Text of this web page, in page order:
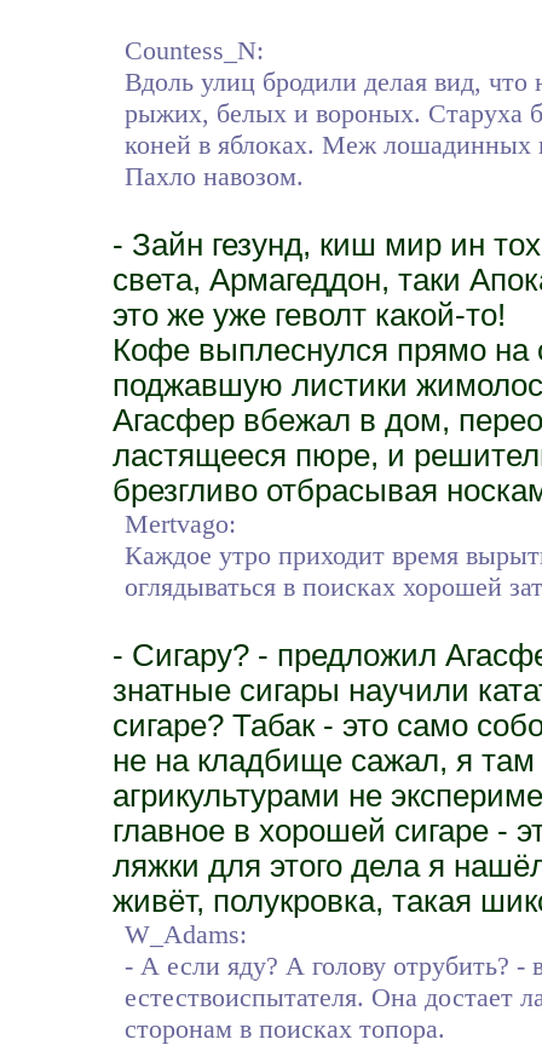
Countess_N:
Вдоль улиц бродили делая вид,
рыжих, белых и вороных. Старуха
коней в яблоках. Меж лошадинных
Пахло навозом.
- Зайн гезунд, киш мир ин
света, Армагеддон, таки
это же уже геволт какой-то!
Кофе выплеснулся прямо на
поджавшую листики
Агасфер вбежал в дом,
ластящееся пюре, и
брезгливо отбрасывая
Mertvago:
Каждое утро приходит время
оглядываться в поисках хорошей
- Сигару? - предложил
знатные сигары научили
сигаре? Табак - это само
не на кладбище сажал, я
агрикультурами не
главное в хорошей сигаре -
ляжки для этого дела я
живёт, полукровка, такая
W_Adams:
- А если яду? А голову отрубить? -
естествоиспытателя. Она достает
сторонам в поисках топора.